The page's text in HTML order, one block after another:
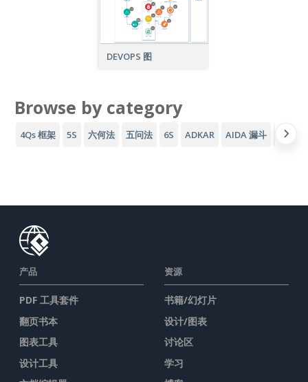
DEVOPS 图
Browse by category
4Qs 框架 5S 六何法 五问法 6S ADKAR AIDA 漏斗 AWS
产品
PDF 工具套件
翻页书本
图表工具
设计工具
资源
书籍/幻灯片
设计/图表
讨论区
学习